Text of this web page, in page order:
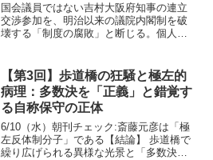
国会議員ではない吉村大阪府知事の連立
交渉参加を、明治以来の議院内閣制を破
壊する「制度の腐敗」と断じる。個人の
代日本政治の正当性（レジティマシー）
の危機を浮き彫りにする論考です。
【第3回】歩道橋の狂騒と極左的
病理：多数決を「正義」と錯覚す
る自称保守の正体
6/10（水）朝刊チェック:斎藤元彦は「極
左反体制分子」である【結論】 歩道橋で
繰り広げられる異様な光景と「多数決至